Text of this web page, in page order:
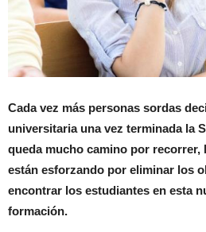
Cada vez más personas sordas
universitaria una vez terminada la
queda mucho camino por recorrer,
están esforzando por eliminar los
encontrar los estudiantes en esta
formación.